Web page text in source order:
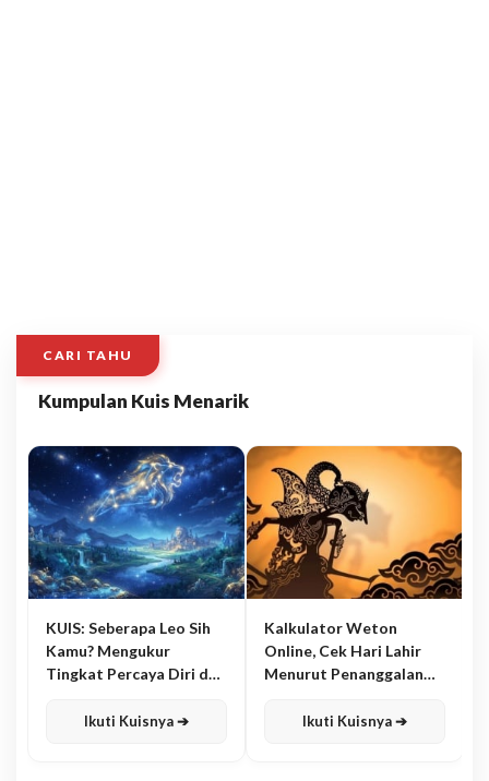
CARI TAHU
Kumpulan Kuis Menarik
KUIS: Seberapa Leo Sih
Kamu? Mengukur
Tingkat Percaya Diri dan
Ikuti Kuisnya ➔
Kalkulator Weton
Online, Cek Hari Lahir
Menurut Penanggalan
Ikuti Kuisnya ➔